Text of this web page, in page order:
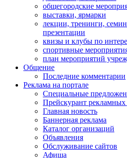
общегородские
выставки, ярмарки
лекции, тренинги,
презентации
квизы и клубы по
спортивные
план мероприятий
Общение
Последние комментарии
Реклама на портале
Специальные
Прейскурант рекламных
Главная новость
Баннерная реклама
Каталог организаций
Объявления
Обслуживание сайтов
Афиша